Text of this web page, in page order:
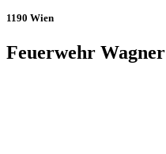
1190 Wien
Feuerwehr Wagner